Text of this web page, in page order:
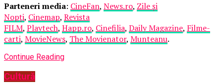
Parteneri media: CineFan, News.ro, Zile și
Nopți, Cinemap, Revista
FILM, Playtech, Happ.ro, Cinefilia, Daily Magazine, Filme-
carti, MovieNews, The Movienator, Munteanu.
Continue Reading
Cultură